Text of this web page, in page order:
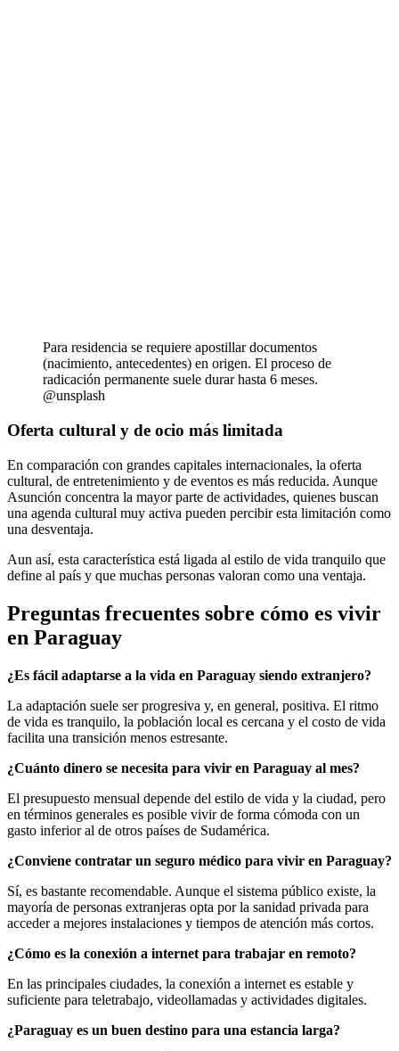
Para residencia se requiere apostillar documentos
(nacimiento, antecedentes) en origen. El proceso de
radicación permanente suele durar hasta 6 meses.
@unsplash
Oferta cultural y de ocio más limitada
En comparación con grandes capitales internacionales, la oferta
cultural, de entretenimiento y de eventos es más reducida. Aunque
Asunción concentra la mayor parte de actividades, quienes buscan
una agenda cultural muy activa pueden percibir esta limitación como
una desventaja.
Aun así, esta característica está ligada al estilo de vida tranquilo que
define al país y que muchas personas valoran como una ventaja.
Preguntas frecuentes sobre cómo es vivir
en Paraguay
¿Es fácil adaptarse a la vida en Paraguay siendo extranjero?
La adaptación suele ser progresiva y, en general, positiva. El ritmo
de vida es tranquilo, la población local es cercana y el costo de vida
facilita una transición menos estresante.
¿Cuánto dinero se necesita para vivir en Paraguay al mes?
El presupuesto mensual depende del estilo de vida y la ciudad, pero
en términos generales es posible vivir de forma cómoda con un
gasto inferior al de otros países de Sudamérica.
¿Conviene contratar un seguro médico para vivir en Paraguay?
Sí, es bastante recomendable. Aunque el sistema público existe, la
mayoría de personas extranjeras opta por la sanidad privada para
acceder a mejores instalaciones y tiempos de atención más cortos.
¿Cómo es la conexión a internet para trabajar en remoto?
En las principales ciudades, la conexión a internet es estable y
suficiente para teletrabajo, videollamadas y actividades digitales.
¿Paraguay es un buen destino para una estancia larga?